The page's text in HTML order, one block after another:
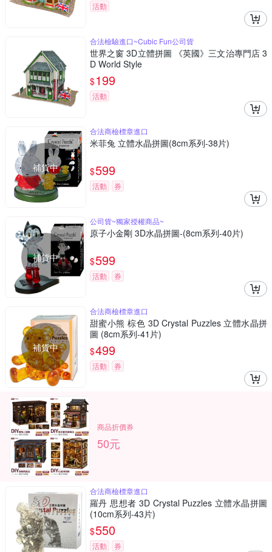
活動
合法檢驗進口~Cubic Fun公司貨
世界之窗 3D立體拼圖 《英國》三文治專門店 3
D World Style
$199
活動
補貨中
合法商檢標章進口
米菲兔 立體水晶拼圖(8cm系列-38片)
$599
活動 券
補貨中
公司貨~獨家授權商品~
原子小金剛 3D水晶拼圖-(8cm系列-40片)
$599
活動 券
補貨中
合法商檢標章進口
甜蜜小熊 棕色 3D Crystal Puzzles 立體水晶拼
圖 (8cm系列-41片)
$499
活動 券
商品折價券
50元
合法商檢標章進口
羅丹 思想者 3D Crystal Puzzles 立體水晶拼圖
(10cm系列-43片)
$550
活動 券